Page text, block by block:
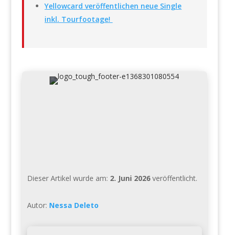
Yellowcard veröffentlichen neue Single
inkl. Tourfootage!
Dieser Artikel wurde am: 2. Juni 2026veröffentlicht.
Autor: Nessa Deleto